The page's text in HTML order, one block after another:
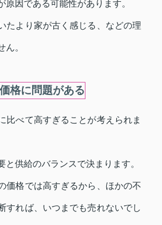
原因である可能性があります。
たより家が古く感じる、などの理
。
格に問題がある
比べて高すぎることが考えられま
と供給のバランスで決まります。
価格では高すぎるから、ほかの不
すれば、いつまでも売れないでし